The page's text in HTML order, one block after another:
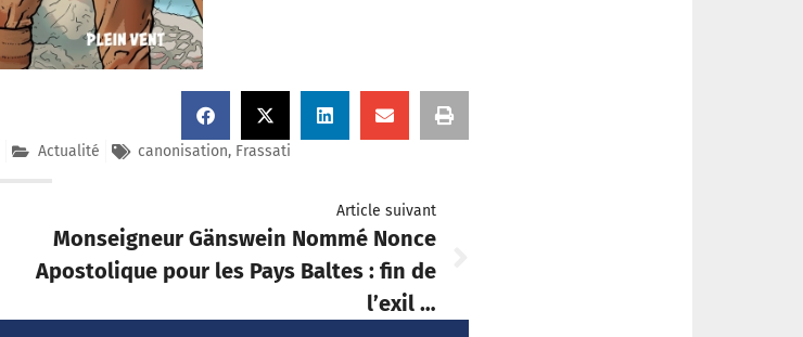
Actualité canonisation, Frassati
Article suivant
Monseigneur Gänswein Nommé Nonce
Apostolique pour les Pays Baltes : fin de
l’exil …